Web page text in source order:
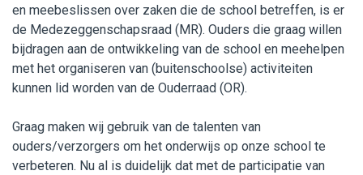
Vacatures
en meebeslissen over zaken die de school betreffen, is er
de Medezeggenschapsraad (MR). Ouders die graag willen
bijdragen aan de ontwikkeling van de school en meehelpen
met het organiseren van (buitenschoolse) activiteiten
kunnen lid worden van de Ouderraad (OR).
Graag maken wij gebruik van de talenten van
ouders/verzorgers om het onderwijs op onze school te
verbeteren. Nu al is duidelijk dat met de participatie van